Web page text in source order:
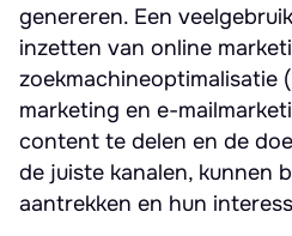
genereren. Een
inzetten van online
zoekmachineoptimalisatie
marketing en e-
content te delen en de
de juiste kanalen, kunnen
aantrekken en hun